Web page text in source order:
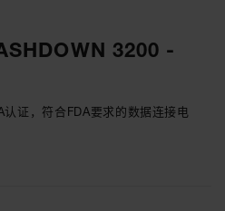
3200 -
证，符合FDA要求的数据连接电